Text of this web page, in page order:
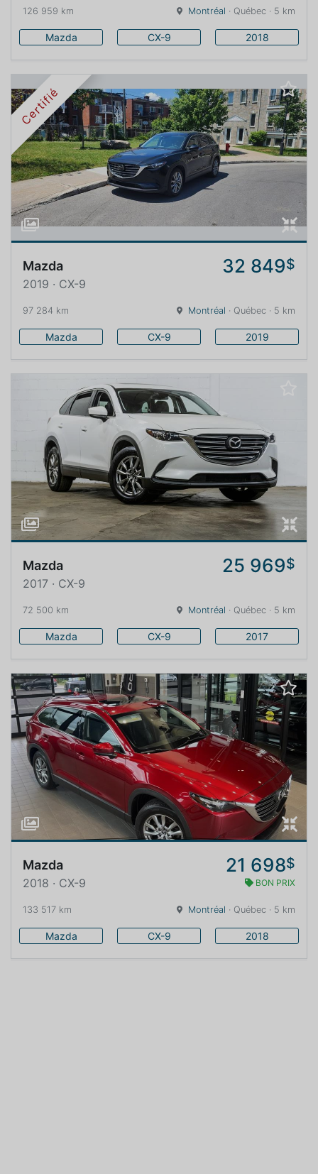
126 959 km Montréal · Québec · 5 km
Mazda CX-9 2018
Certifié
Mazda 32 849$
2019 · CX-9
97 284 km Montréal · Québec · 5 km
Mazda CX-9 2019
Mazda 25 969$
2017 · CX-9
72 500 km Montréal · Québec · 5 km
Mazda CX-9 2017
Mazda 21 698$
2018 · CX-9 BON PRIX
133 517 km Montréal · Québec · 5 km
Mazda CX-9 2018